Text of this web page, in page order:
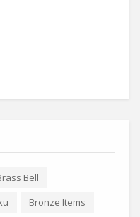
Bell
Bronze Items